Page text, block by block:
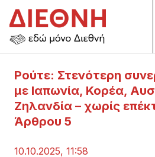
Ρούτε: Στενότερη
με Ιαπωνία, Κορέα,
Ζηλανδία – χωρίς
Άρθρου 5
10.10.2025, 11:58